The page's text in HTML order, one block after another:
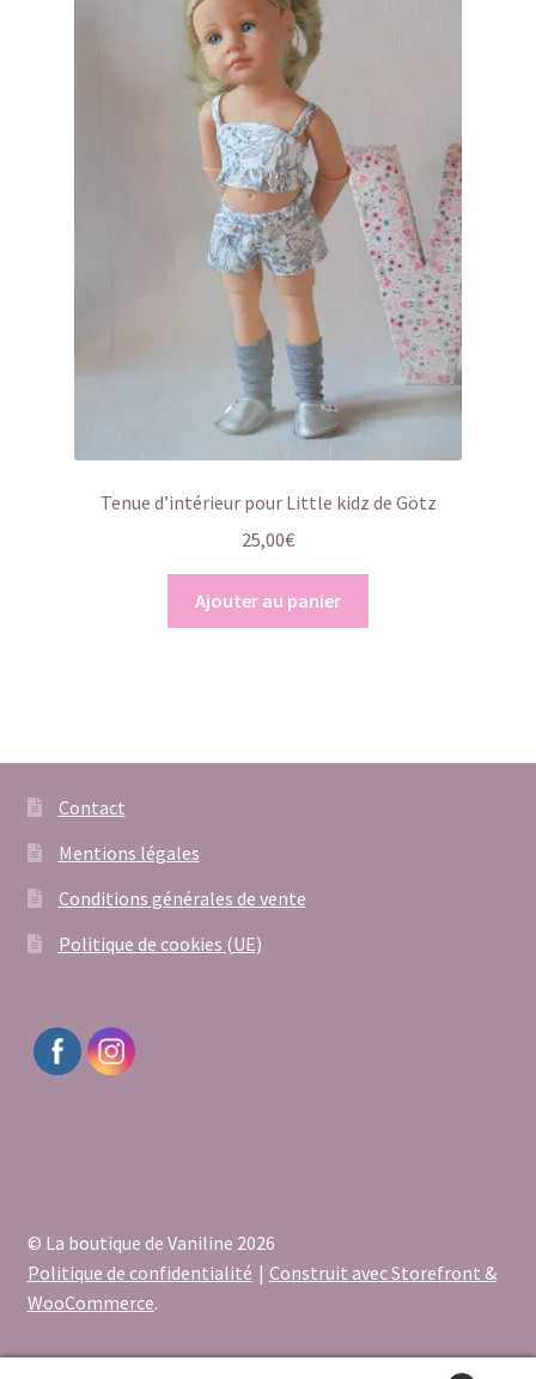
Tenue d’intérieur pour Little kidz de Götz
25,00€
Ajouter au panier
Contact
Mentions légales
Conditions générales de vente
Politique de cookies (UE)
© La boutique de Vaniline 2026
Politique de confidentialité
Construit avec Storefront &
WooCommerce.